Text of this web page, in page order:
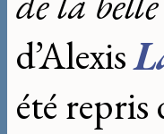
d’Alexis
été